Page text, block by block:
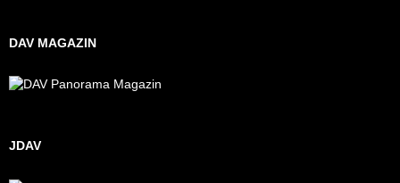
DAV MAGAZIN
JDAV